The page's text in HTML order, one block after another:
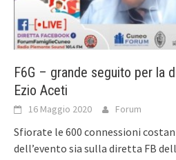
F6G – grande seguito per la
Ezio Aceti
16 Maggio 2020 Forum
Sfiorate le 600 connessioni
dell’evento sia sulla diretta FB